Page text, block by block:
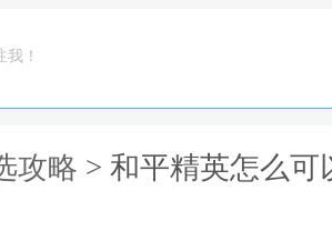
！
攻略 > 和平精英怎么